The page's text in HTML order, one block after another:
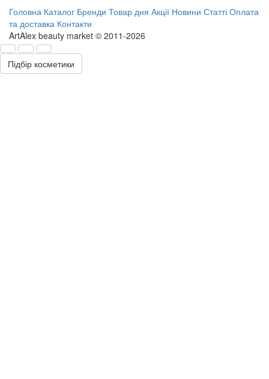
Головна Каталог Бренди Товар дня Акції Новини Статті Оплата
та доставка Контакти
ArtAlex beauty market © 2011-2026
Підбір косметики